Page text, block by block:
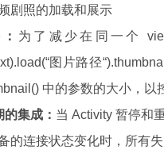
剧照的加载和展示
为了减少在同一个
图片路径
中的参数的大小，以
集成： 当 Activity 暂停和
的连接状态变化时，所有